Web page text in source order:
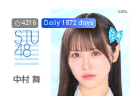
4216 Daily 1872 days